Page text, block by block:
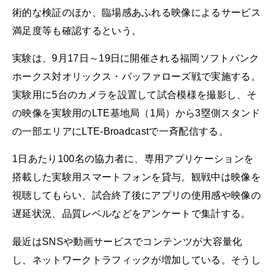
術的な検証のほか、臨場感あふれる映像によるサービス
満足度等も確認するという。
実験は、9月17日～19日に開催される福岡ソフトバンク
ホークス対オリックス・バッファローズ戦で実施する。
実験用に5台のカメラを設置して試合模様を撮影し、そ
の映像を実験用のLTE基地局（1局）から3塁側スタンド
の一部エリアにLTE-Broadcastで一斉配信する。
1日あたり100名の協力者に、専用アプリケーションを
搭載した実験用スマートフォンを貸与。観戦中は映像を
視聴してもらい、試合終了後にアプリの使用感や映像の
遅延状況、品質レベルなどをアンケートで集計する。
最近はSNSや動画サービスでコンテンツが大容量化
し、ネットワークトラフィックが増加している。そうし